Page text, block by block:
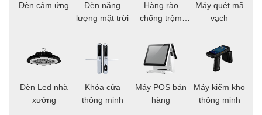
Đèn cảm ứng
Đèn Led nhà
xưởng
Đèn năng
lượng mặt trời
Khóa cửa
thông minh
Hàng rào
chống trộm
Máy POS bán
hàng
Máy quét mã
vạch
Máy kiểm kho
thông minh